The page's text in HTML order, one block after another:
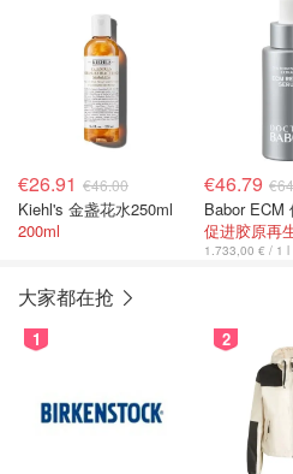
€26.91 €46.00
Kiehl's 金盏花水250ml
200ml
€46.79
促进胶原再
1.733,00 € / 1 l
大家都在抢
1 2